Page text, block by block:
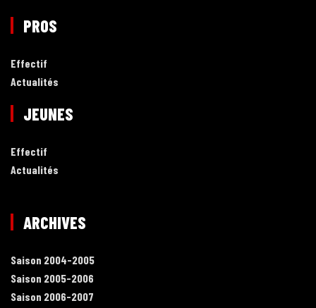
PROS
Effectif
Actualités
JEUNES
Effectif
Actualités
ARCHIVES
Saison 2004-2005
Saison 2005-2006
Saison 2006-2007